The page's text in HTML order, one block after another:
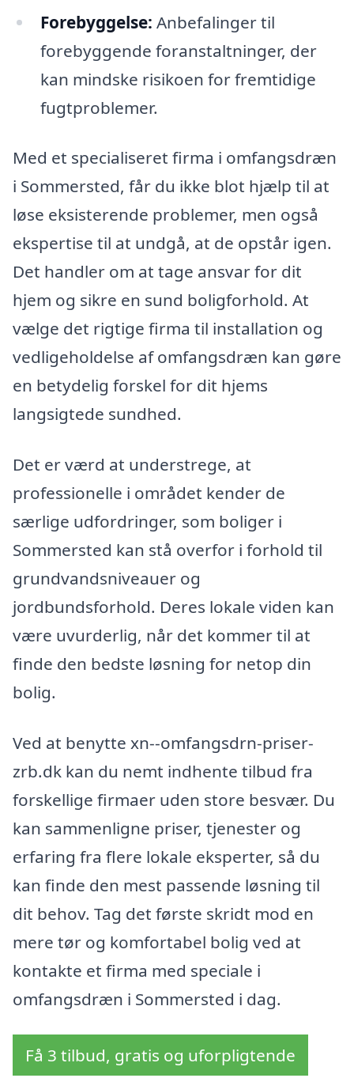
Forebyggelse: Anbefalinger til
forebyggende foranstaltninger, der
kan mindske risikoen for fremtidige
fugtproblemer.
Med et specialiseret firma i omfangsdræn
i Sommersted, får du ikke blot hjælp til at
løse eksisterende problemer, men også
ekspertise til at undgå, at de opstår igen.
Det handler om at tage ansvar for dit
hjem og sikre en sund boligforhold. At
vælge det rigtige firma til installation og
vedligeholdelse af omfangsdræn kan gøre
en betydelig forskel for dit hjems
langsigtede sundhed.
Det er værd at understrege, at
professionelle i området kender de
særlige udfordringer, som boliger i
Sommersted kan stå overfor i forhold til
grundvandsniveauer og
jordbundsforhold. Deres lokale viden kan
være uvurderlig, når det kommer til at
finde den bedste løsning for netop din
bolig.
Ved at benytte xn--omfangsdrn-priser-
zrb.dk kan du nemt indhente tilbud fra
forskellige firmaer uden store besvær. Du
kan sammenligne priser, tjenester og
erfaring fra flere lokale eksperter, så du
kan finde den mest passende løsning til
dit behov. Tag det første skridt mod en
mere tør og komfortabel bolig ved at
kontakte et firma med speciale i
omfangsdræn i Sommersted i dag.
Få 3 tilbud, gratis og uforpligtende